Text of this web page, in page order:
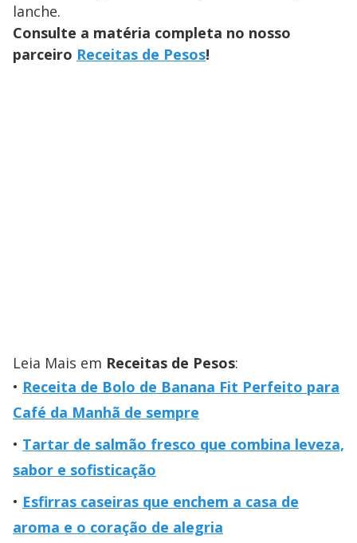
lanche.
Consulte a matéria completa no nosso
parceiro Receitas de Pesos!
Leia Mais em Receitas de Pesos:
Receita de Bolo de Banana Fit Perfeito para
Café da Manhã de sempre
Tartar de salmão fresco que combina leveza,
sabor e sofisticação
Esfirras caseiras que enchem a casa de
aroma e o coração de alegria